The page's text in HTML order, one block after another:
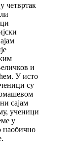
четвртак
и
У исто
су
сајам
ученици
у
наобично